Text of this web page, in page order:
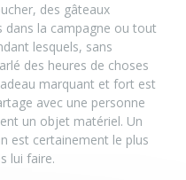
des gâteaux
dans la campagne ou tout
lesquels, sans
des heures de choses
marquant et fort est
avec une personne
un objet matériel. Un
est certainement le plus
lui faire.